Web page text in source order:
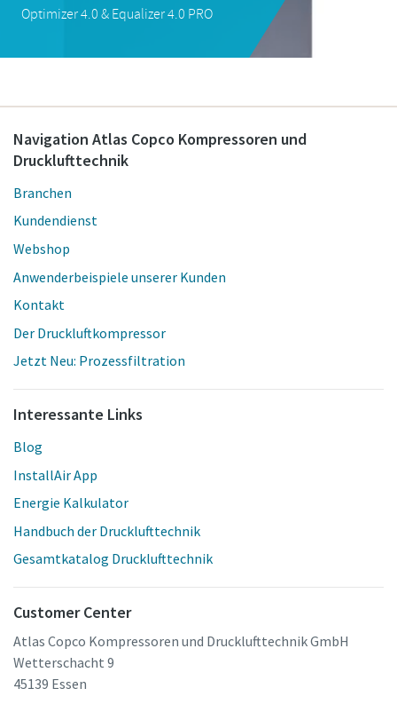
Navigation Atlas Copco Kompressoren und
Drucklufttechnik
Branchen
Kundendienst
Webshop
Anwenderbeispiele unserer Kunden
Kontakt
Der Druckluftkompressor
Jetzt Neu: Prozessfiltration
Interessante Links
Blog
InstallAir App
Energie Kalkulator
Handbuch der Drucklufttechnik
Gesamtkatalog Drucklufttechnik
Customer Center
Atlas Copco Kompressoren und Drucklufttechnik GmbH
Wetterschacht 9
45139 Essen